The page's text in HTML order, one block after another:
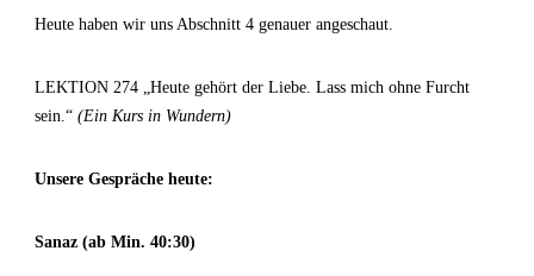
Heute haben wir uns Abschnitt 4 genauer angeschaut.
LEKTION 274 „Heute gehört der Liebe. Lass mich ohne Furcht
sein.“ (Ein Kurs in Wundern)
Unsere Gespräche heute:
Sanaz (ab Min. 40:30)